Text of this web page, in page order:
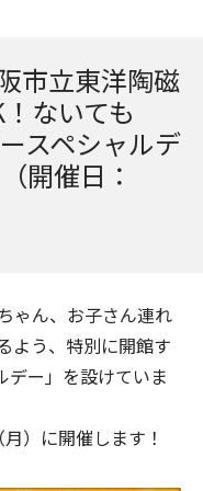
市立東洋陶磁
ないても
スペシャルデ
開催日：
ゃん、お子さん連れ
よう、特別に開館す
デー」を設けていま
）に開催します！